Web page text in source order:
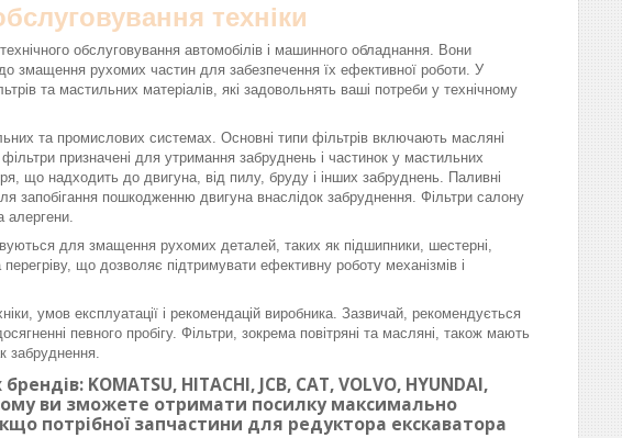
техніки
обслуговування автомобілів і машинного обладнання. Вони
до змащення рухомих частин для забезпечення їх ефективної роботи. У
та мастильних матеріалів, які задовольнять ваші потреби у технічному
та промислових системах. Основні типи фільтрів включають масляні
призначені для утримання забруднень і частинок у мастильних
що надходить до двигуна, від пилу, бруду і інших забруднень. Паливні
пошкодженню двигуна внаслідок забруднення. Фільтри салону
алергени.
для змащення рухомих деталей, таких як підшипники, шестерні,
що дозволяє підтримувати ефективну роботу механізмів і
умов експлуатації і рекомендацій виробника. Зазвичай, рекомендується
певного пробігу. Фільтри, зокрема повітряні та масляні, також мають
забруднення.
KOMATSU, HITACHI, JCB, CAT, VOLVO, HYUNDAI,
ви зможете отримати посилку максимально
потрібної запчастини для редуктора екскаватора